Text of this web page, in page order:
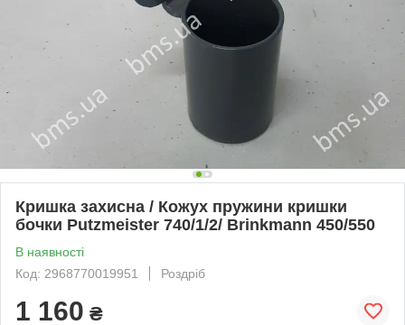
Кришка захисна / Кожух пружини кришки
бочки Putzmeister 740/1/2/ Brinkmann 450/550
В наявності
Код: 2968770019951
Роздріб
1 160 ₴